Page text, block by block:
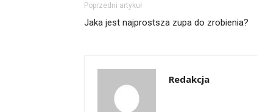
Poprzedni artykuł
Jaka jest najprostsza zupa do zrobienia?
Redakcja